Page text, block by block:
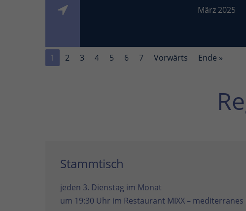
März 2025
1 2 3 4 5 6 7 Vorwärts Ende »
Stammtisch
jeden 3. Dienstag im Monat
um 19:30 Uhr im Restaurant MIXX –